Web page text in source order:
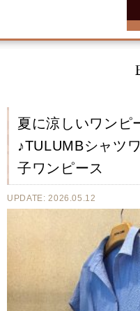
夏に涼しいワンピ
♪TULUMBシャツ
子ワンピース
UPDATE: 2026.05.12